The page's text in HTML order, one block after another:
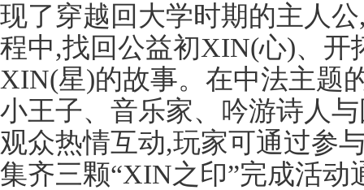
现了穿越回大学时期的主人
程中,找回公益初XIN(心)、开
XIN(星)的故事。在中法主题
小王子、音乐家、吟游诗人
观众热情互动,玩家可通过参
集齐三颗“XIN之印”完成活动